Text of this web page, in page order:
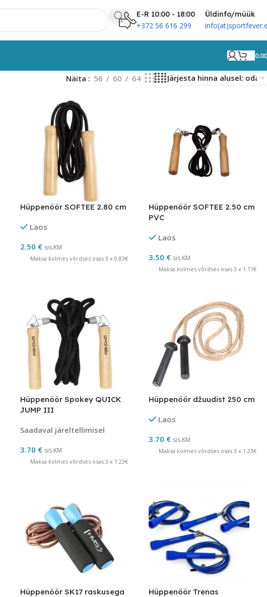
E-R 10:00 - 18:00
+372 56 616 299
Üldinfo/müük
Näita 56 60 64
Hüppenöör SOFTEE 2.80 cm
Laos
2.50 € sis.KM
Maksa kolmes võrdses osas 3 x 0.83€
Hüppenöör SOFTEE 2.50 cm
PVC
Laos
3.50 € sis.KM
Maksa kolmes võrdses osas 3 x 1.17€
Hüppenöör Spokey QUICK
JUMP III
Saadaval järeltellimisel
3.70 € sis.KM
Maksa kolmes võrdses osas 3 x 1.23€
Hüppenöör džuudist 250 cm
Laos
3.70 € sis.KM
Maksa kolmes võrdses osas 3 x 1.23€
Hüppenöör SK17 raskusega Hüppenöör Trenas